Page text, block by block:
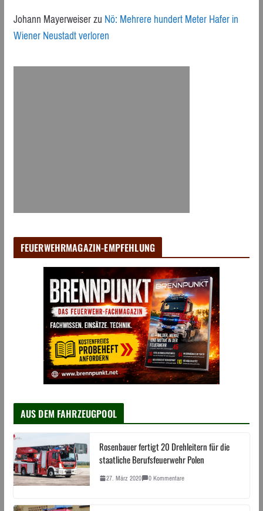
Johann MayerweiserzuNö: Mehrere hundert Meter Hafer in
Wiener Neustadt verloren
FEUERWEHRMAGAZIN-EMPFEHLUNG
AUS DEM FAHRZEUGPOOL
Rosenbauer fertigt 20 Drehleitern für die
staatliche Berufsfeuerwehr Polen
27. März 2020 0 Kommentare